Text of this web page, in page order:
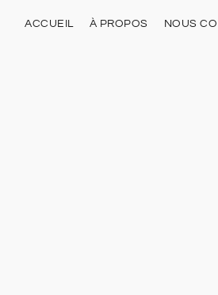
ACCUEIL À PROPOS NOUS